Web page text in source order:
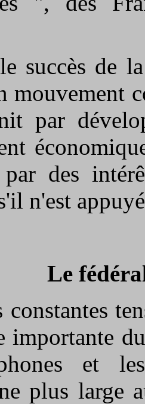
succès de
mouvement
par
des
n'est
Le
importante
et
plus large